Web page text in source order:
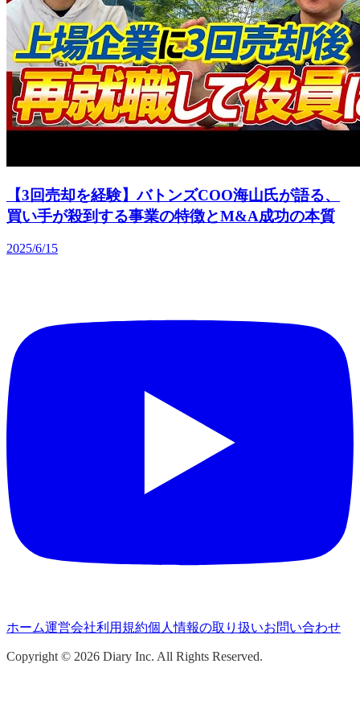
【3回売却を経験】バトンズCOO海山氏が語る、
買い手が殺到する事業の特徴とM&A成功の本質
2025/6/15
ホーム運営会社利用規約個人情報の取り扱いお問い合わせ
Copyright © 2026 Diary Inc. All Rights Reserved.